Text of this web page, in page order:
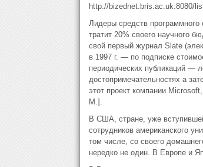
http://bizednet.bris.ac.uk:8080/
Лидеры средств
тратит 20% своего научного
свой первый журнал Slate
в 1997 г. — по подписке
периодических публикаций —
достопримечательностях а
этот проект компании
М.].
В США, стране, уже
сотрудников американского
том числе, со своего
нередко не один. В Европе и